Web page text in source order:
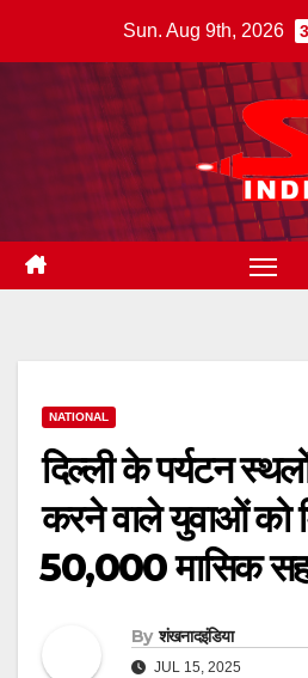
Sun. Aug 9th, 2026
NATIONAL
दिल्ली के पर्यटन
करने वाले युवाओं को
₹50,000 मासिक
By शंखनादइंडिया
JUL 15, 2025